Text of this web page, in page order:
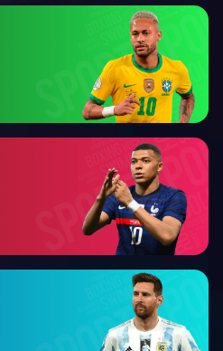
王宇薇同学表示
们隐姓埋名，艰
力学习专业知识
马豪雨同学
的道路，努力成